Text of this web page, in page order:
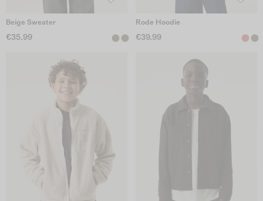
Beige Sweater
€35.99
Rode Hoodie
€39.99